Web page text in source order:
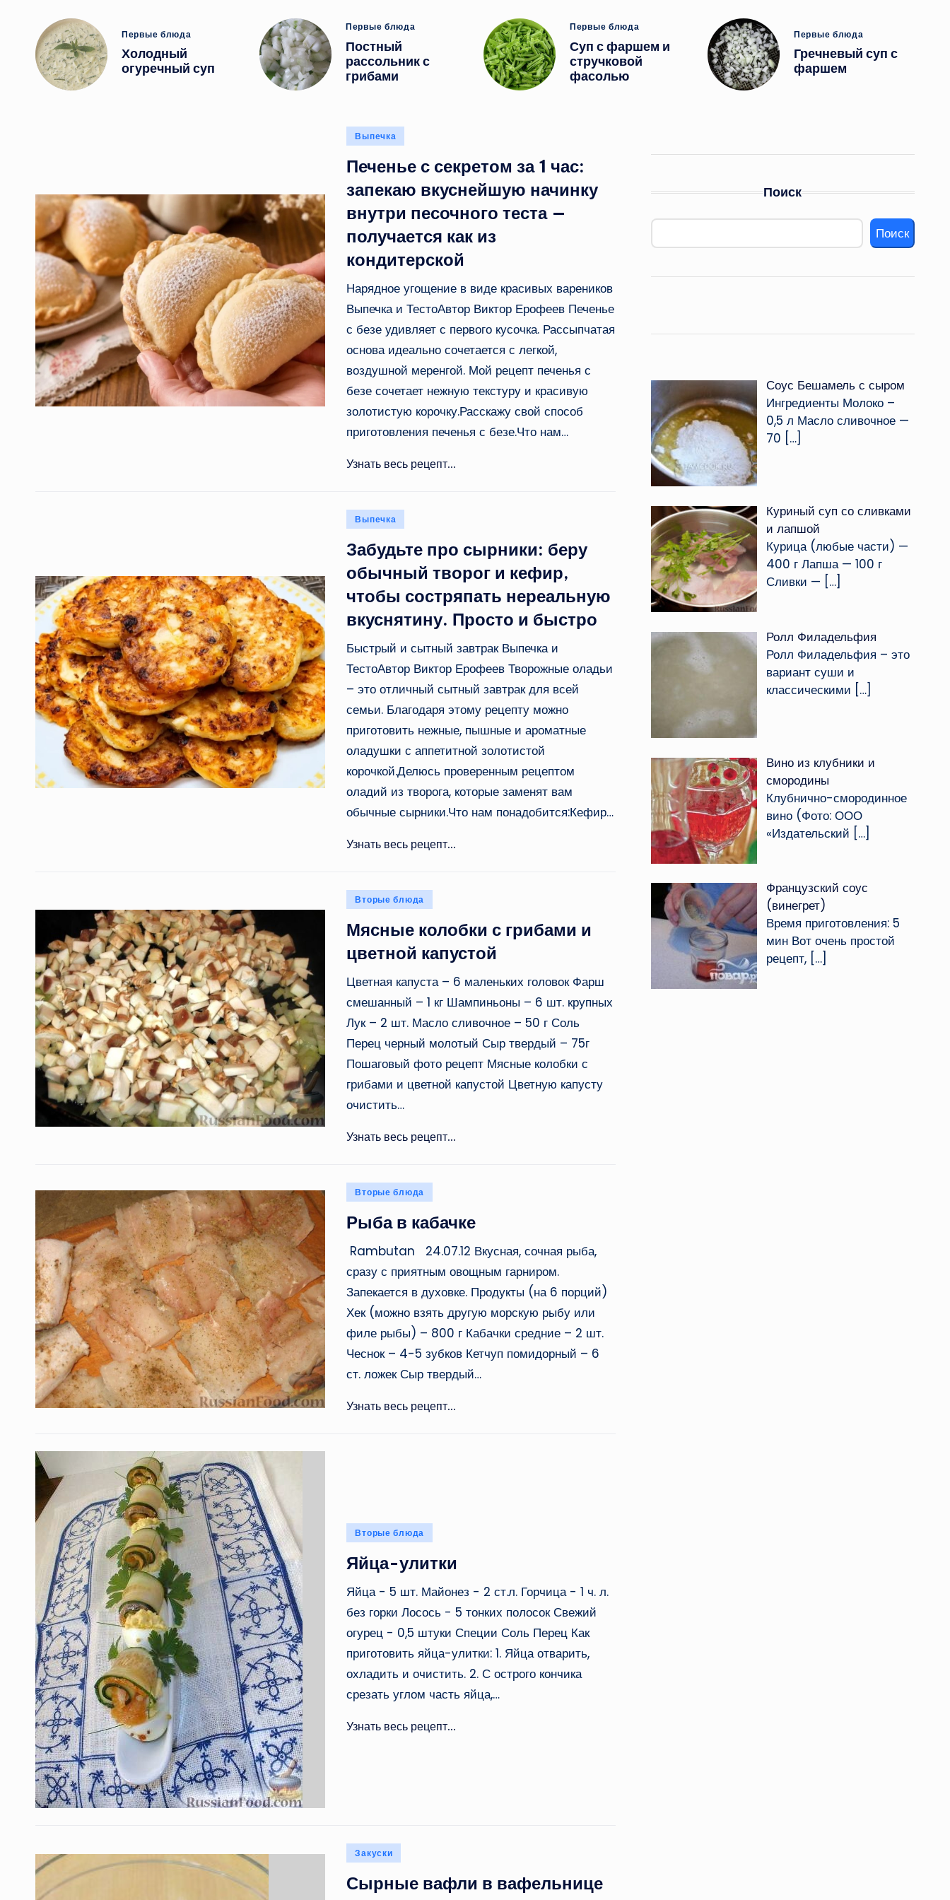
Опубликовано
в
Первые блюда
Холодный
огуречный суп
Опубликовано
в
Первые блюда
Постный
рассольник с
грибами
Опубликовано
в
Первые блюда
Суп с фаршем и
стручковой
фасолью
Опубликовано
в
Первые блюда
Гречневый суп с
фаршем
Опубликовано
Выпечка
Печенье с секретом за 1 час:
запекаю вкуснейшую начинку
внутри песочного теста —
получается как из
кондитерской
Нарядное угощение в виде красивых вареников
Выпечка и ТестоАвтор Виктор Ерофеев Печенье
с безе удивляет с первого кусочка. Рассыпчатая
основа идеально сочетается с легкой,
воздушной меренгой. Мой рецепт печенья с
безе сочетает нежную текстуру и красивую
золотистую корочку.Расскажу свой способ
приготовления печенья с безе.Что нам…
Узнать весь рецепт...
Опубликовано
Выпечка
Забудьте про сырники: беру
обычный творог и кефир,
чтобы состряпать нереальную
вкуснятину. Просто и быстро
Быстрый и сытный завтрак Выпечка и
ТестоАвтор Виктор Ерофеев Творожные оладьи
– это отличный сытный завтрак для всей
семьи. Благодаря этому рецепту можно
приготовить нежные, пышные и ароматные
оладушки с аппетитной золотистой
корочкой.Делюсь проверенным рецептом
оладий из творога, которые заменят вам
обычные сырники.Что нам понадобится:Кефир…
Узнать весь рецепт...
Опубликовано
Вторые блюда
Мясные колобки с грибами и
цветной капустой
Цветная капуста – 6 маленьких головок Фарш
смешанный – 1 кг Шампиньоны – 6 шт. крупных
Лук – 2 шт. Масло сливочное – 50 г Соль
Перец черный молотый Сыр твердый – 75г
Пошаговый фото рецепт Мясные колобки с
грибами и цветной капустой Цветную капусту
очистить…
Узнать весь рецепт...
Опубликовано
Вторые блюда
Рыба в кабачке
Rambutan 24.07.12 Вкусная, сочная рыба,
сразу с приятным овощным гарниром.
Запекается в духовке. Продукты (на 6 порций)
Хек (можно взять другую морскую рыбу или
филе рыбы) – 800 г Кабачки средние – 2 шт.
Чеснок – 4-5 зубков Кетчуп помидорный – 6
ст. ложек Сыр твердый…
Узнать весь рецепт...
Опубликовано
Вторые блюда
Яйца-улитки
Яйца - 5 шт. Майонез - 2 ст.л. Горчица - 1 ч. л.
без горки Лосось - 5 тонких полосок Свежий
огурец - 0,5 штуки Специи Соль Перец Как
приготовить яйца-улитки: 1. Яйца отварить,
охладить и очистить. 2. С острого кончика
срезать углом часть яйца,…
Узнать весь рецепт...
Опубликовано
Закуски
Сырные вафли в вафельнице
Поиск
Поиск
Соус Бешамель с сыром
Ингредиенты Молоко –
0,5 л Масло сливочное —
70 […]
Куриный суп со сливками
и лапшой
Курица (любые части) —
400 г Лапша — 100 г
Сливки — […]
Ролл Филадельфия
Ролл Филадельфия – это
вариант суши и
классическими […]
Вино из клубники и
смородины
Клубнично-смородинное
вино (Фото: ООО
«Издательский […]
Французский соус
(винегрет)
Время приготовления: 5
мин Вот очень простой
рецепт, […]